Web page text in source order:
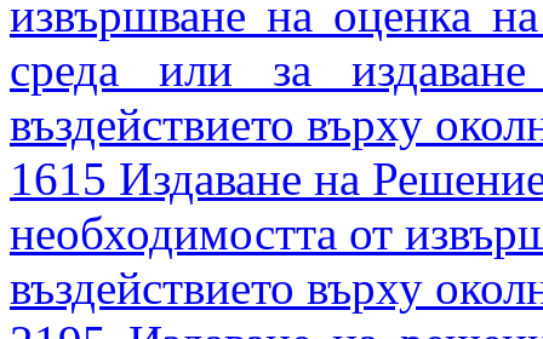
извършване на оценка
среда или за
въздействието върху
1615 Издаване на
необходимостта от
въздействието върху